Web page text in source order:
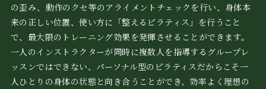
の歪み、動作のクセ等のアライメントチェックを行い、身体本
来の正しい位置、使い方に「整えるピラティス」を行うこと
で、最大限のトレーニング効果を発揮させることができます。
一人のインストラクターが同時に複数人を指導するグループレ
ッスンではできない、パーソナル型のピラティスだからこそ一
人ひとりの身体の状態と向き合うことができ、効率よく理想の